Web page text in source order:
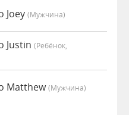
Joey (мужчина)
Justin (Ребёнок,
Matthew(мужчина)